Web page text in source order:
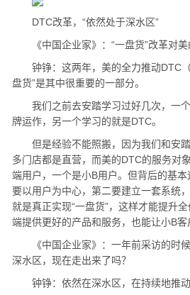
DTC改革，“依然处于深水区”
《中国企业家》：“一盘货”改革对美
钟铮：这两年，美的全力推动DTC（
盘货”是其中很重要的一部分。
我们之前去安踏学习过好几次，一个
牌运作，另一个学习的就是DTC。
但是经验不能照搬，因为我们和安踏
多门店都是直营，而美的DTC的服务对
端用户，一个是小B用户。但背后的基
要以用户为中心，第二要建立一套系统
就是真正实现“一盘货”，这样才能提升
端提供更好的产品和服务，也能让小B客
《中国企业家》：一年前采访的时候
深水区，现在走出来了吗？
钟铮：依然在深水区，在持续地推动